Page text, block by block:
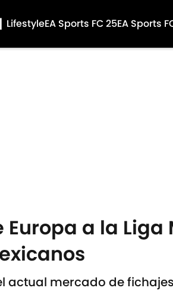
LifestyleEA Sports FC 25EA Sports
Europa a la
actual mercado de